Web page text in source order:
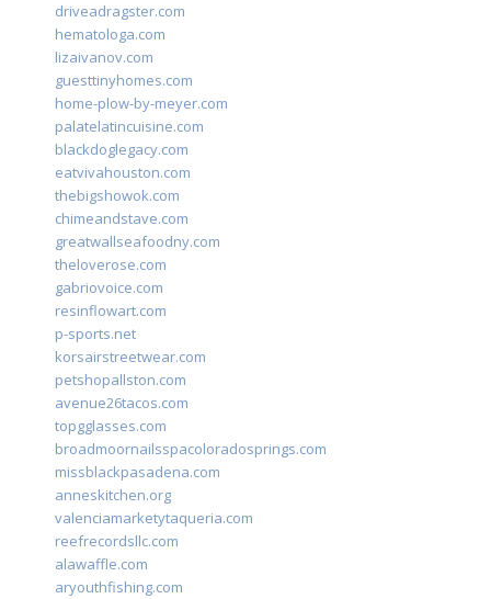
driveadragster.com
hematologa.com
lizaivanov.com
guesttinyhomes.com
home-plow-by-meyer.com
palatelatincuisine.com
blackdoglegacy.com
eatvivahouston.com
thebigshowok.com
chimeandstave.com
greatwallseafoodny.com
theloverose.com
gabriovoice.com
resinflowart.com
p-sports.net
korsairstreetwear.com
petshopallston.com
avenue26tacos.com
topgglasses.com
broadmoornailsspacoloradosprings.com
missblackpasadena.com
anneskitchen.org
valenciamarketytaqueria.com
reefrecordsllc.com
alawaffle.com
aryouthfishing.com